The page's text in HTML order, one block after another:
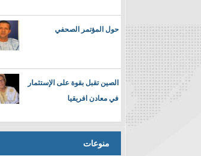
حول المؤتمر الصحفي
الصين تقبل بقوة على الإستثمار
في معادن افريقيا
منوعات